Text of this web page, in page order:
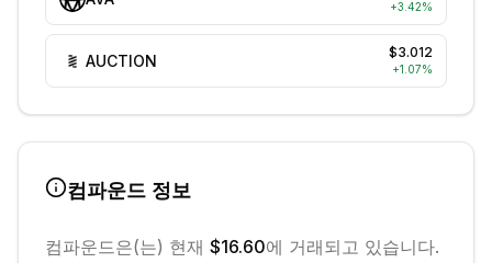
+3.42%
AUCTION $3.012
+1.07%
컴파운드 정보
컴파운드은(는) 현재 $16.60에 거래되고 있습니다.